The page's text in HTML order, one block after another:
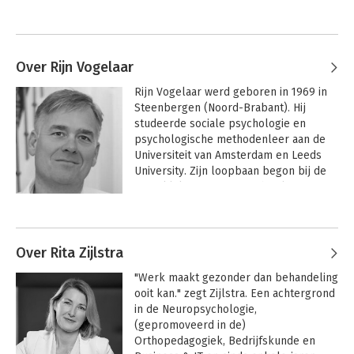
Over Rijn Vogelaar
Rijn Vogelaar werd geboren in 1969 in
Steenbergen (Noord-Brabant). Hij
studeerde sociale psychologie en
psychologische methodenleer aan de
Universiteit van Amsterdam en Leeds
University. Zijn loopbaan begon bij de
Van 2000 tot mei 2013 was hij werkzaam
bij Blauw Research, de laatste vijf jaar
als CEO. Dankzij het succes van zijn
eerste boek De Superpromoter werd
Over Rita Zijlstra
"Werk maakt gezonder dan behandeling
ooit kan." zegt Zijlstra. Een achtergrond
in de Neuropsychologie,
(gepromoveerd in de)
Orthopedagogiek, Bedrijfskunde en